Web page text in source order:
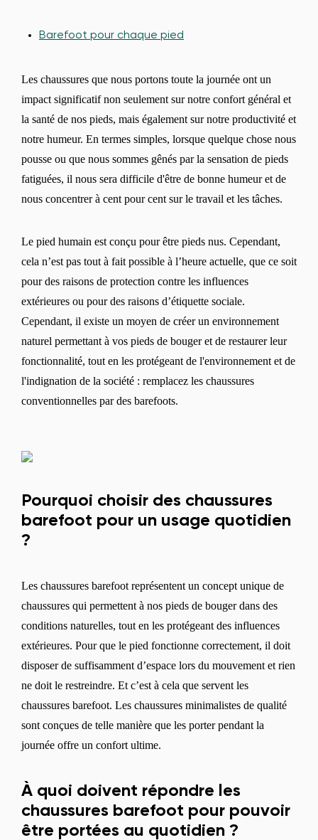
Barefoot pour chaque pied
Les chaussures que nous portons toute la journée ont un
impact significatif non seulement sur notre confort général et
la santé de nos pieds, mais également sur notre productivité et
notre humeur. En termes simples, lorsque quelque chose nous
pousse ou que nous sommes gênés par la sensation de pieds
fatiguées, il nous sera difficile d'être de bonne humeur et de
nous concentrer à cent pour cent sur le travail et les tâches.
Le pied humain est conçu pour être pieds nus. Cependant,
cela n’est pas tout à fait possible à l’heure actuelle, que ce soit
pour des raisons de protection contre les influences
extérieures ou pour des raisons d’étiquette sociale.
Cependant, il existe un moyen de créer un environnement
naturel permettant à vos pieds de bouger et de restaurer leur
fonctionnalité, tout en les protégeant de l'environnement et de
l'indignation de la société : remplacez les chaussures
conventionnelles par des barefoots.
Pourquoi choisir des chaussures
barefoot pour un usage quotidien
?
Les chaussures barefoot représentent un concept unique de
chaussures qui permettent à nos pieds de bouger dans des
conditions naturelles, tout en les protégeant des influences
extérieures. Pour que le pied fonctionne correctement, il doit
disposer de suffisamment d’espace lors du mouvement et rien
ne doit le restreindre. Et c’est à cela que servent les
chaussures barefoot. Les chaussures minimalistes de qualité
sont conçues de telle manière que les porter pendant la
journée offre un confort ultime.
À quoi doivent répondre les
chaussures barefoot pour pouvoir
être portées au quotidien ?